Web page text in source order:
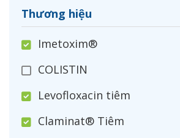
Thương hiệu
Imetoxim®
COLISTIN
Levofloxacin tiêm
Claminat® Tiêm